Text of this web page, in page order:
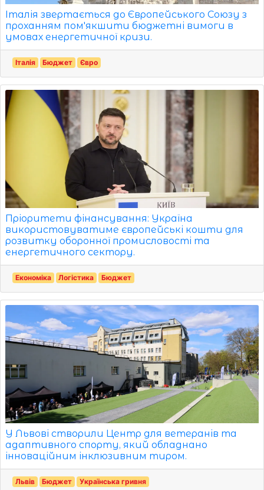
Італія звертається до Європейського Союзу з
проханням пом'якшити бюджетні вимоги в
умовах енергетичної кризи.
Італія Бюджет Євро
Пріоритети фінансування: Україна
використовуватиме європейські кошти для
розвитку оборонної промисловості та
енергетичного сектору.
Економіка Логістика Бюджет
У Львові створили Центр для ветеранів та
адаптивного спорту, який обладнано
інноваційним інклюзивним тиром.
Львів Бюджет Українська гривня